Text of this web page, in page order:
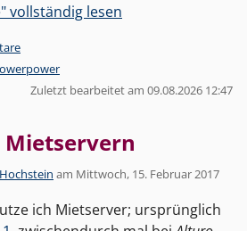
vollständig lesen
Zuletzt bearbeitet am 09.08.2026 12:47
am Mittwoch, 15. Februar 2017
ich Mietserver; ursprünglich